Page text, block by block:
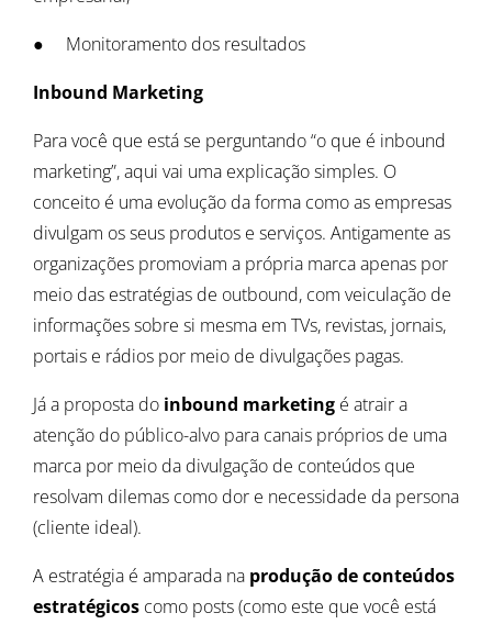
● Monitoramento dos resultados
Inbound Marketing
Para você que está se perguntando “o que é inbound
marketing”, aqui vai uma explicação simples. O
conceito é uma evolução da forma como as empresas
divulgam os seus produtos e serviços. Antigamente as
organizações promoviam a própria marca apenas por
meio das estratégias de outbound, com veiculação de
informações sobre si mesma em TVs, revistas, jornais,
portais e rádios por meio de divulgações pagas.
Já a proposta do inbound marketingé atrair a
atenção do público-alvo para canais próprios de uma
marca por meio da divulgação de conteúdos que
resolvam dilemas como dor e necessidade da persona
(cliente ideal).
A estratégia é amparada na produção de conteúdos
estratégicos como posts (como este que você está